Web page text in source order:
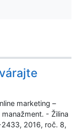
marketing –
- Žilina
2016, roč. 8,